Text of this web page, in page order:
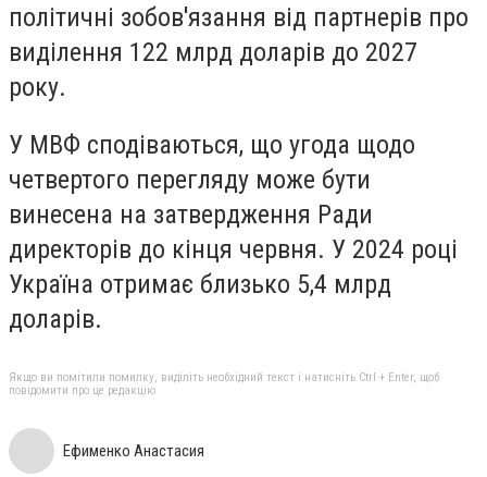
політичні зобов'язання від партнерів про
виділення 122 млрд доларів до 2027
року.
У МВФ сподіваються, що угода щодо
четвертого перегляду може бути
винесена на затвердження Ради
директорів до кінця червня. У 2024 році
Україна отримає близько 5,4 млрд
доларів.
Якщо ви помітили помилку, виділіть необхідний текст і натисніть Ctrl + Enter, щоб
повідомити про це редакцію
Ефименко Анастасия